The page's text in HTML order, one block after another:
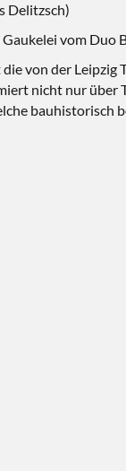
Delitzsch)
vom Duo
von der
nicht nur